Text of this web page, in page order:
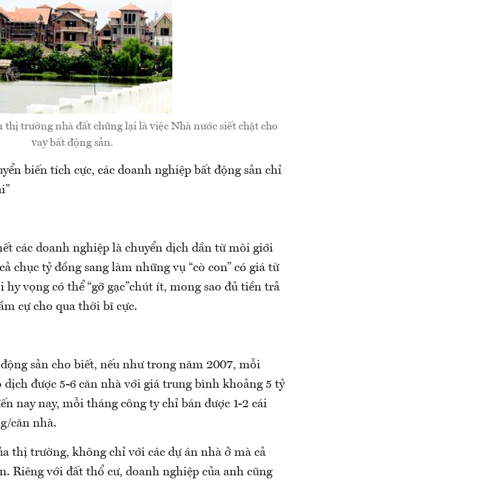
trường nhà đất chững lại là việc Nhà nước siết chặt cho
vay bất động sản.
biến tích cực, các doanh nghiệp bất động sản chỉ
các doanh nghiệp là chuyển dịch dần từ môi giới
chục tỷ đồng sang làm những vụ “cò con” có giá từ
vọng có thể “gỡ gạc”chút ít, mong sao đủ tiền trả
cự cho qua thời bĩ cực.
sản cho biết, nếu như trong năm 2007, mỗi
dịch được 5-6 căn nhà với giá trung bình khoảng 5 tỷ
nay nay, mỗi tháng công ty chỉ bán được 1-2 cái
căn nhà.
thị trường, không chỉ với các dự án nhà ở mà cả
Riêng với đất thổ cư, doanh nghiệp của anh cũng